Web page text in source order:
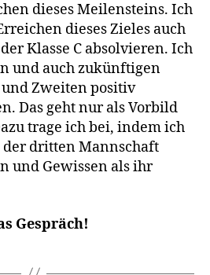
dieses Meilensteins. Ich
dieses Zieles auch
Klasse C absolvieren. Ich
und auch zukünftigen
Zweiten positiv
Das geht nur als Vorbild
trage ich bei, indem ich
dritten Mannschaft
und Gewissen als ihr
Gespräch!